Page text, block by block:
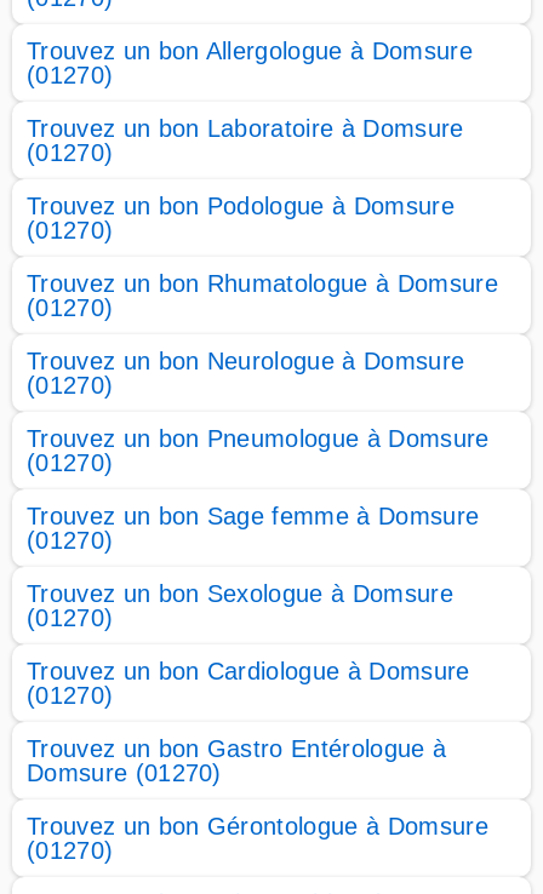
Trouvez un bon Allergologue à Domsure
(01270)
Trouvez un bon Laboratoire à Domsure
(01270)
Trouvez un bon Podologue à Domsure
(01270)
Trouvez un bon Rhumatologue à Domsure
(01270)
Trouvez un bon Neurologue à Domsure
(01270)
Trouvez un bon Pneumologue à Domsure
(01270)
Trouvez un bon Sage femme à Domsure
(01270)
Trouvez un bon Sexologue à Domsure
(01270)
Trouvez un bon Cardiologue à Domsure
(01270)
Trouvez un bon Gastro Entérologue à
Domsure (01270)
Trouvez un bon Gérontologue à Domsure
(01270)